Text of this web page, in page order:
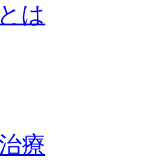
は
療